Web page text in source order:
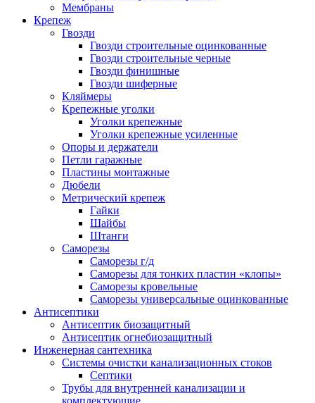
Мембраны
Крепеж
Гвозди
Гвозди строительные оцинкованные
Гвозди строительные черные
Гвозди финишные
Гвозди шиферные
Кляймеры
Крепежные уголки
Уголки крепежные
Уголки крепежные усиленные
Опоры и держатели
Петли гаражные
Пластины монтажные
Дюбели
Метрический крепеж
Гайки
Шайбы
Штанги
Саморезы
Саморезы г/д
Саморезы для тонких пластин «клопы»
Саморезы кровельные
Саморезы универсальные оцинкованные
Антисептики
Антисептик биозащитный
Антисептик огнебиозащитный
Инженерная сантехника
Системы очистки канализационных стоков
Септики
Трубы для внутренней канализации и
комплектующие